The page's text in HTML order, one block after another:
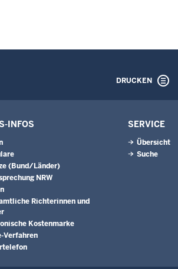
DRUCKEN
INFOS
(Bund/Länder)
NRW
Richterinnen und
Kostenmarke
Verfahren
SERVICE
Übersicht
Suche